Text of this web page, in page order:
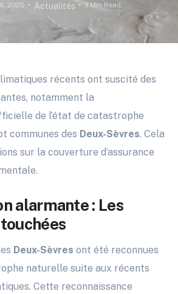
2026 Actualités 3 Min Read
récents ont suscité des
notamment la
de l’état de catastrophe
communes des Deux-Sèvres. Cela
sur la couverture d’assurance
alarmante : Les
Deux-Sèvres ont été reconnues
naturelle suite aux récents
Cette reconnaissance